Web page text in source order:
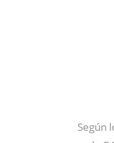
Según